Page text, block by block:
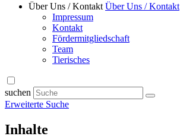
Über Uns / Kontakt Über Uns / Kontakt
Impressum
Kontakt
Fördermitgliedschaft
Team
Tierisches
suchen
Erweiterte Suche
Inhalte